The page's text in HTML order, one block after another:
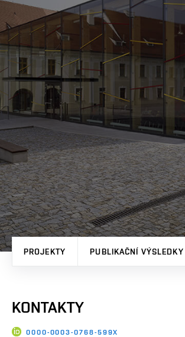
PROJEKTY PUBLIKAČNÍ VÝSLEDKY
KONTAKTY
0000-0003-0768-599X